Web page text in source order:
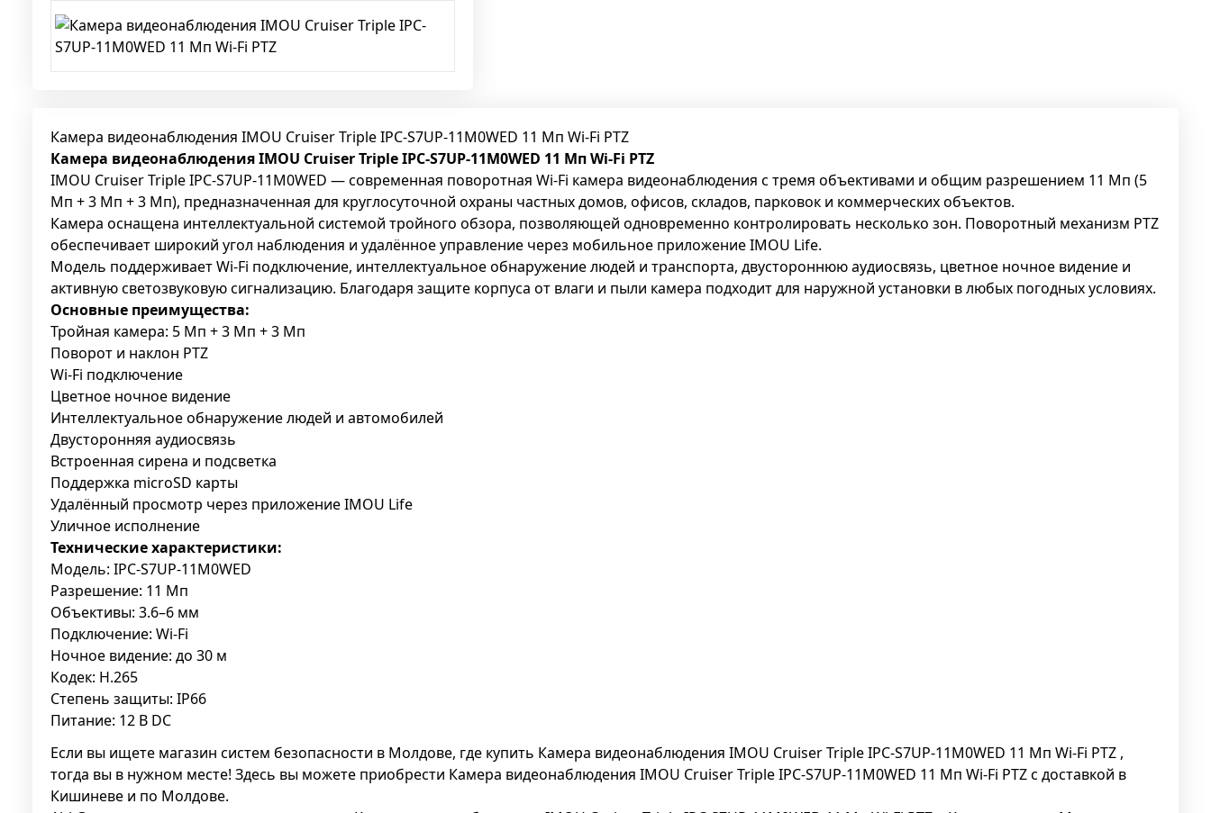
Камера видеонаблюдения IMOU Cruiser Triple IPC-S7UP-11M0WED 11 Мп Wi-Fi PTZ
Камера видеонаблюдения IMOU Cruiser Triple IPC-S7UP-11M0WED 11 Мп Wi-Fi PTZ
IMOU Cruiser Triple IPC-S7UP-11M0WED — современная поворотная Wi-Fi камера видеонаблюдения с тремя объективами и общим разрешением 11 Мп (5
Мп + 3 Мп + 3 Мп), предназначенная для круглосуточной охраны частных домов, офисов, складов, парковок и коммерческих объектов.
Камера оснащена интеллектуальной системой тройного обзора, позволяющей одновременно контролировать несколько зон. Поворотный механизм PTZ
обеспечивает широкий угол наблюдения и удалённое управление через мобильное приложение IMOU Life.
Модель поддерживает Wi-Fi подключение, интеллектуальное обнаружение людей и транспорта, двустороннюю аудиосвязь, цветное ночное видение и
активную светозвуковую сигнализацию. Благодаря защите корпуса от влаги и пыли камера подходит для наружной установки в любых погодных условиях.
Основные преимущества:
Тройная камера: 5 Мп + 3 Мп + 3 Мп
Поворот и наклон PTZ
Wi-Fi подключение
Цветное ночное видение
Интеллектуальное обнаружение людей и автомобилей
Двусторонняя аудиосвязь
Встроенная сирена и подсветка
Поддержка microSD карты
Удалённый просмотр через приложение IMOU Life
Уличное исполнение
Технические характеристики:
Модель: IPC-S7UP-11M0WED
Разрешение: 11 Мп
Объективы: 3.6–6 мм
Подключение: Wi-Fi
Ночное видение: до 30 м
Кодек: H.265
Степень защиты: IP66
Питание: 12 В DC
Если вы ищете магазин систем безопасности в Молдове, где купить Камера видеонаблюдения IMOU Cruiser Triple IPC-S7UP-11M0WED 11 Мп Wi-Fi PTZ ,
тогда вы в нужном месте! Здесь вы можете приобрести Камера видеонаблюдения IMOU Cruiser Triple IPC-S7UP-11M0WED 11 Мп Wi-Fi PTZ с доставкой в
Кишиневе и по Молдове.